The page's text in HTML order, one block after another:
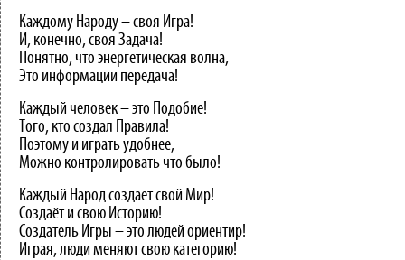
Каждому Народу – своя Игра!
И, конечно, своя Задача!
Понятно, что энергетическая волна,
Это информации передача!
Каждый человек – это Подобие!
Того, кто создал Правила!
Поэтому и играть удобнее,
Можно контролировать что было!
Каждый Народ создаёт свой Мир!
Создаёт и свою Историю!
Создатель Игры – это людей ориентир!
Играя, люди меняют свою категорию!